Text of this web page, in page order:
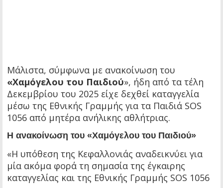
Μάλιστα, σύμφωνα με ανακοίνωση του
«Χαμόγελου του Παιδιού», ήδη από τα τέλη
Δεκεμβρίου του 2025 είχε δεχθεί καταγγελία
μέσω της Εθνικής Γραμμής για τα Παιδιά SOS
1056 από μητέρα ανήλικης αθλήτριας.
Η ανακοίνωση του «Χαμόγελου του Παιδιού»
«Η υπόθεση της Κεφαλλονιάς αναδεικνύει για
μία ακόμα φορά τη σημασία της έγκαιρης
καταγγελίας και της Εθνικής Γραμμής SOS 1056